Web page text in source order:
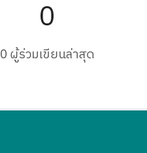
0
0 ผู้ร่วมเขียนล่าสุด